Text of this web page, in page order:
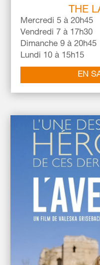
THE
Mercredi 5 à 20h45
Vendredi 7 à 17h30
Dimanche 9 à 20h45
Lundi 10 à 15h15
EN